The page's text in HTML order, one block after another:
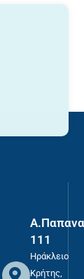
111
Ηράκλειο
Κρήτης,